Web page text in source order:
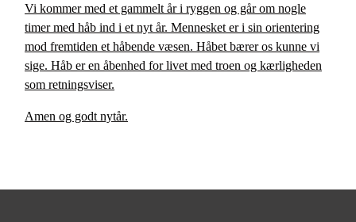
Vi kommer med et gammelt år i ryggen og går om nogle
timer med håb ind i et nyt år. Mennesket er i sin orientering
mod fremtiden et håbende væsen. Håbet bærer os kunne vi
sige. Håb er en åbenhed for livet med troen og kærligheden
som retningsviser.
Amen og godt nytår.